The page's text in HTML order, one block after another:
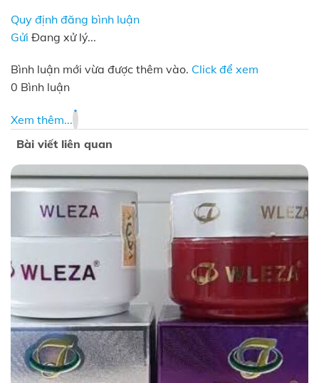
Quy định đăng bình luận
Gửi Đang xử lý...
Bình luận mới vừa được thêm vào. Click để xem
0 Bình luận
Xem thêm...
Bài viết liên quan